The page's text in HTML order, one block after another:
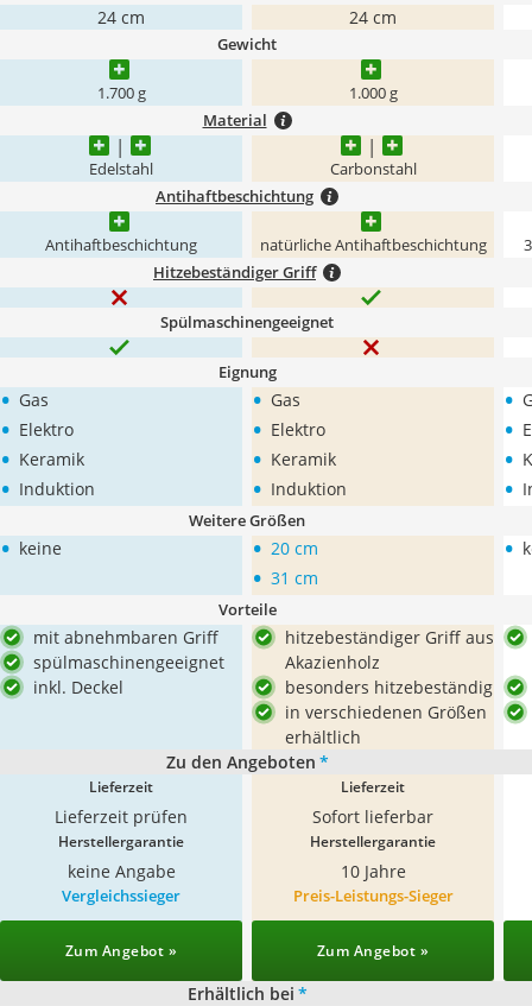
24 cm 24 cm
Gewicht
1.700 g 1.000 g
Material
Edelstahl Carbonstahl
Antihaftbeschichtung
Antihaftbeschichtung natürliche Antihaftbeschichtung
Hitzebeständiger Griff
Spülmaschinengeeignet
Eignung
• Gas
• Elektro
• Keramik
• Induktion
• Gas
• Elektro
• Keramik
• Induktion
•
•
•
•
Weitere Größen
• keine • 20 cm
• 31 cm
•
Vorteile
mit abnehmbaren Griff
spülmaschinengeeignet
inkl. Deckel
hitzebeständiger Griff aus
Akazienholz
besonders hitzebeständig
in verschiedenen Größen
erhältlich
Zu den Angeboten *
Lieferzeit
Lieferzeit prüfen
Lieferzeit
Sofort lieferbar
Herstellergarantie
keine Angabe
Herstellergarantie
10 Jahre
Vergleichssieger
Zum Angebot »
Preis-Leistungs-Sieger
Zum Angebot »
Erhältlich bei *